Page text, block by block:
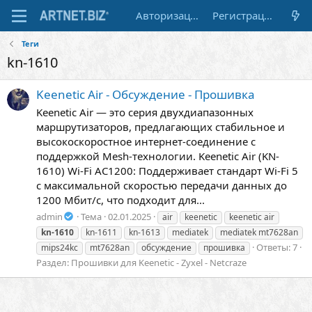
Авторизация Регистрация
Теги
kn-1610
Keenetic Air - Обсуждение - Прошивка
Keenetic Air — это серия двухдиапазонных
маршрутизаторов, предлагающих стабильное и
высокоскоростное интернет-соединение с
поддержкой Mesh-технологии. Keenetic Air (KN-
1610) Wi-Fi AC1200: Поддерживает стандарт Wi-Fi 5
с максимальной скоростью передачи данных до
1200 Мбит/с, что подходит для...
admin Тема 02.01.2025 air keenetic
keenetic air
kn-1610
kn-1611 kn-1613 mediatek
mediatek mt7628an
mips24kc
mt7628an обсуждение прошивка
Ответы: 7
Раздел: Прошивки для Keenetic - Zyxel - Netcraze